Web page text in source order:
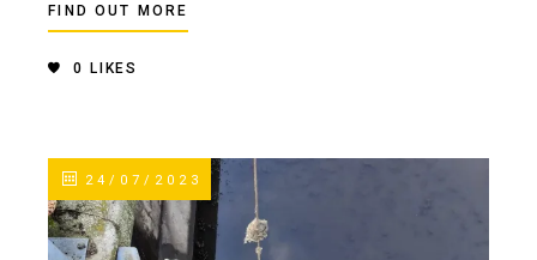
FIND OUT MORE
0 LIKES
24/07/2023